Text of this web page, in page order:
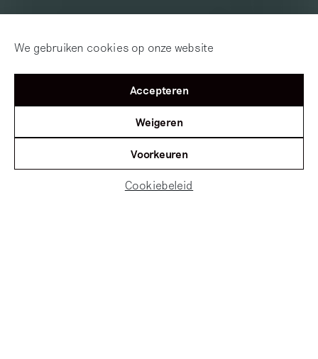
We gebruiken cookies op onze website
Accepteren
Weigeren
Voorkeuren
Cookiebeleid